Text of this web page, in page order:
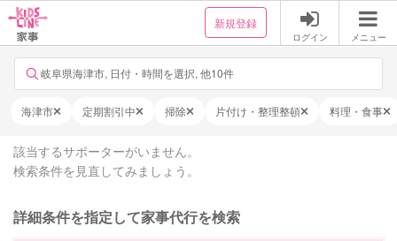
新規登録
ログイン メニュー
岐阜県海津市, 日付・時間を選択, 他10件
海津市 定期割引中 掃除 片付け・整理整頓 料理・食事
該当するサポーターがいません。
検索条件を見直してみましょう。
詳細条件を指定して家事代行を検索